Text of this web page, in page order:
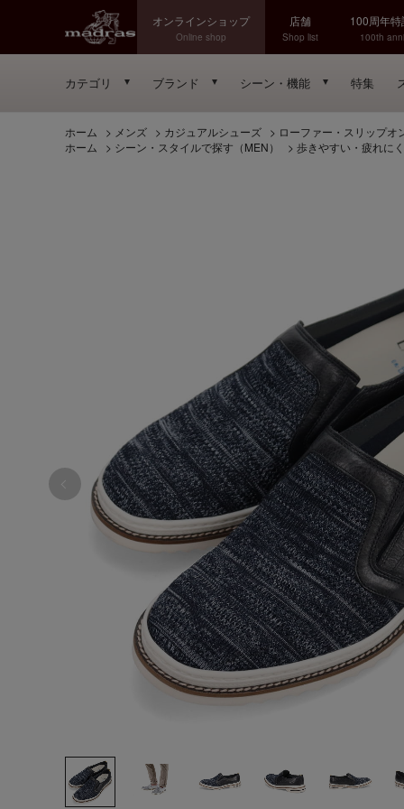
オンラインショップ
Online shop
店舗
Shop list
100周年
100th
カテゴリ ブランド シーン・機能 特集
ホーム > メンズ > カジュアルシューズ > ローファー・スリップオ
ホーム
> シーン・スタイルで探す（MEN） > 歩きやすい・疲れに